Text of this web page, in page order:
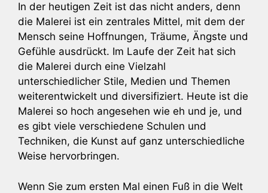
In der heutigen Zeit ist das nicht anders, denn
die Malerei ist ein zentrales Mittel, mit dem der
Mensch seine Hoffnungen, Träume, Ängste und
Gefühle ausdrückt. Im Laufe der Zeit hat sich
die Malerei durch eine Vielzahl
unterschiedlicher Stile, Medien und Themen
weiterentwickelt und diversifiziert. Heute ist die
Malerei so hoch angesehen wie eh und je, und
es gibt viele verschiedene Schulen und
Techniken, die Kunst auf ganz unterschiedliche
Weise hervorbringen.
Wenn Sie zum ersten Mal einen Fuß in die Welt